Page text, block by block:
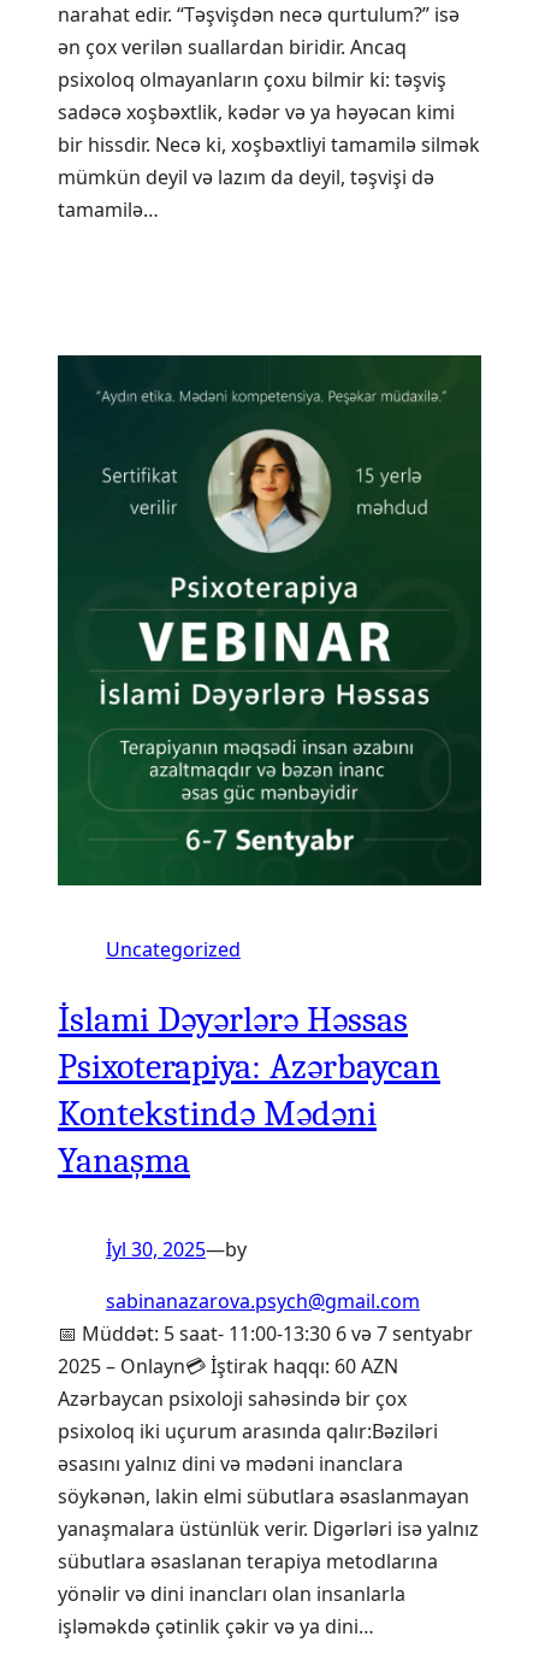
narahat edir. “Təşvişdən necə qurtulum?” isə
ən çox verilən suallardan biridir. Ancaq
psixoloq olmayanların çoxu bilmir ki: təşviş
sadəcə xoşbəxtlik, kədər və ya həyəcan kimi
bir hissdir. Necə ki, xoşbəxtliyi tamamilə silmək
mümkün deyil və lazım da deyil, təşvişi də
tamamilə…
Uncategorized
İslami Dəyərlərə Həssas
Psixoterapiya: Azərbaycan
Kontekstində Mədəni
Yanaşma
İyl 30, 2025—by
sabinanazarova.psych@gmail.com
📅 Müddət: 5 saat- 11:00-13:30 6 və 7 sentyabr
2025 – Onlayn💳 İştirak haqqı: 60 AZN
Azərbaycan psixoloji sahəsində bir çox
psixoloq iki uçurum arasında qalır:Bəziləri
əsasını yalnız dini və mədəni inanclara
söykənən, lakin elmi sübutlara əsaslanmayan
yanaşmalara üstünlük verir. Digərləri isə yalnız
sübutlara əsaslanan terapiya metodlarına
yönəlir və dini inancları olan insanlarla
işləməkdə çətinlik çəkir və ya dini…